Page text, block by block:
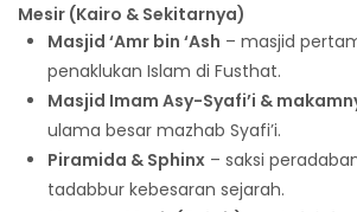
Mesir (Kairo & Sekitarnya)
Masjid ‘Amr bin ‘Ash – masjid
penaklukan Islam di Fusthat.
Masjid Imam Asy-Syafi’i &
ulama besar mazhab Syafi’i.
Piramida & Sphinx – saksi
tadabbur kebesaran sejarah.